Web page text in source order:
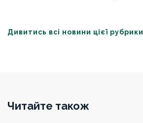
Дивитись всі новини цієї рубрики
Читайте також